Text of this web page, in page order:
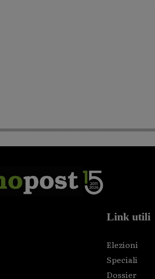
Link utili
Elezioni
Speciali
Dossier